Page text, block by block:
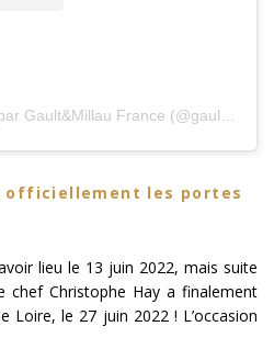
officiellement les portes
lieu le 13 juin 2022, mais suite
chef Christophe Hay a finalement
Loire, le 27 juin 2022 ! L’occasion